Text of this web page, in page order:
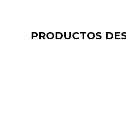
PRODUCTOS